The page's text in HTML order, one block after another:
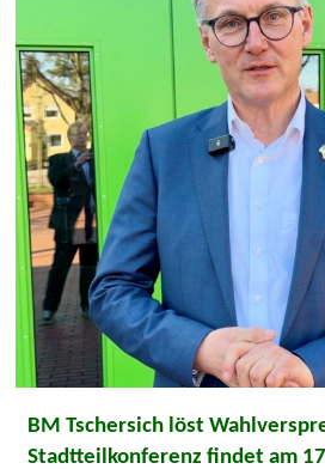
BM Tschersich löst
Stadtteilkonferenz findet am